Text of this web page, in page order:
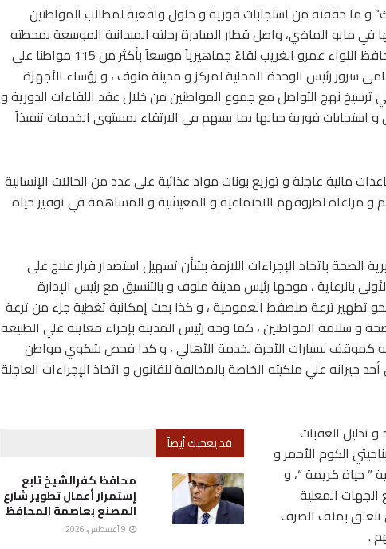
و ما حققته من استجابات فورية و حلول واقعية لمطالب المواطنين
مايو الماضي، واصل قطار المبادرة رحلته الميدانية الموسعة بمحطته
الخامسة بمركز و مدينة منوف،حيث عقد المحافظ اللواء عمرو الغريب لقاءً جماهيرياً موسعاً بأكثر من 115 مواطنا علي
، بحضور سامى سرور رئيس الوحدة المحلية لمركز و مدينة منوف ، و رؤساء الأجهزة
ترسيخ نهج التواصل مع جموع المواطنين من خلال عقد اللقاءات الدورية و
و استجابات فورية حيالها بما يسهم في الارتقاء بمستوى الخدمات تنفيذاً
مالية عاجلة و توزيع بونات مواد غذائية على عدد من الحالات الإنسانية
مراعاة لظروفهم الاجتماعية و المعيشية و المساهمة في توفير حياة
الصحة باتخاذ الإجراءات اللازمة بشأن تسهيل استصدار قرار علاج على
بالرعاية ، موجها رئيس مدينة منوف و بالتنسيق مع رئيس الإدارة
نحو تطهير ترعة صنصفط العمومية ، و كذا بحث إمكانية تغطية جزء من ترعة
و سلامة المواطنين ، كما وجه رئيس المدينة بإجراء معاينة علي الطبيعة
كموقف لسيارات الأجرة لخدمة الأهالي ، و كذا فحص شكوي مواطن
جيرانه علي ملكيته الخاصة بالمخالفة للقانون و اتخاذ الإجراءات العاجلة
قد يعجبك أيضاً
محافظ كفرالشيخ تابع
إستمرار أعمال تطوير شارع
المصنع بعاصمة المحافظ
تذليل العقبات
الكوم الأحمر و
” حياة كريمة “، و
المعنية
بملف الصرف
.